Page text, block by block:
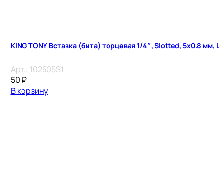
KING TONY Вставка (бита) торцевая 1/4″, Slotted, 5х0.8 мм,
Арт.: 102505S1
50 ₽
В корзину